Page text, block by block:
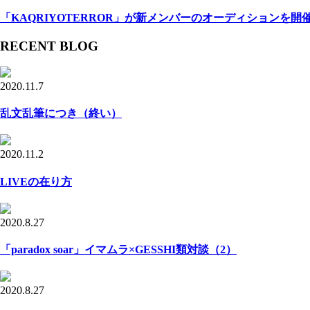
「KAQRIYOTERROR」が新メンバーのオーディションを開
RECENT BLOG
2020.11.7
乱文乱筆につき（終い）
2020.11.2
LIVEの在り方
2020.8.27
「paradox soar」イマムラ×GESSHI類対談（2）
2020.8.27